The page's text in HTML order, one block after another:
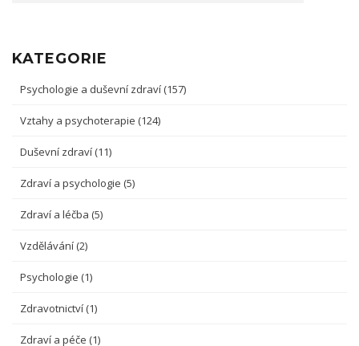
KATEGORIE
Psychologie a duševní zdraví (157)
Vztahy a psychoterapie (124)
Duševní zdraví (11)
Zdraví a psychologie (5)
Zdraví a léčba (5)
Vzdělávání (2)
Psychologie (1)
Zdravotnictví (1)
Zdraví a péče (1)